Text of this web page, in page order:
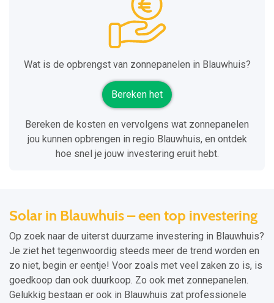
Wat is de opbrengst van zonnepanelen in Blauwhuis?
Bereken het
Bereken de kosten en vervolgens wat zonnepanelen
jou kunnen opbrengen in regio Blauwhuis, en ontdek
hoe snel je jouw investering eruit hebt.
Solar in Blauwhuis – een top investering
Op zoek naar de uiterst duurzame investering in Blauwhuis?
Je ziet het tegenwoordig steeds meer de trend worden en
zo niet, begin er eentje! Voor zoals met veel zaken zo is, is
goedkoop dan ook duurkoop. Zo ook met zonnepanelen.
Gelukkig bestaan er ook in Blauwhuis zat professionele